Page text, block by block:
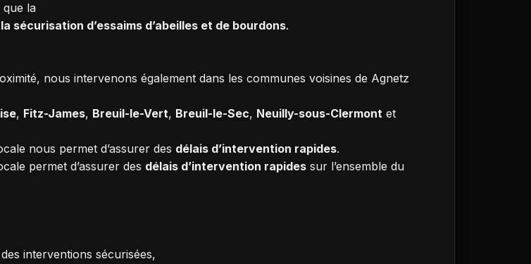
que la
sécurisation d’essaims d’abeilles et de bourdons.
nous intervenons également dans les communes voisines de Agnetz
, Fitz-James, Breuil-le-Vert, Breuil-le-Sec, Neuilly-sous-Clermont et
nous permet d’assurer des délais d’intervention rapides.
permet d’assurer des délais d’intervention rapides sur l’ensemble du
interventions sécurisées,